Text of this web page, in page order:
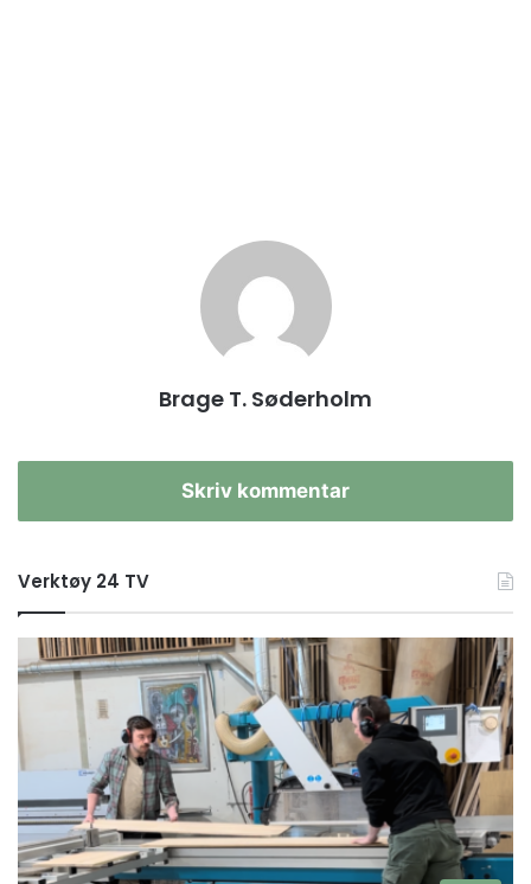
Brage T. Søderholm
Skriv kommentar
Verktøy 24 TV